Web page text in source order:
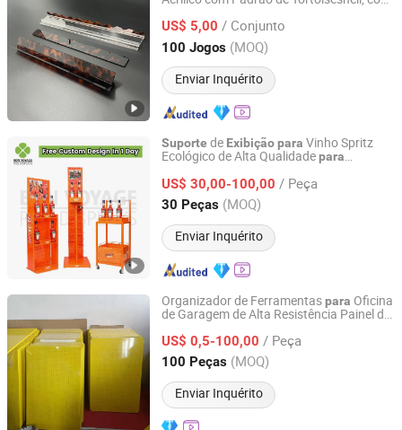
Empurradores,Suporte
Mahjong,
Suporte para
US$ 5,00 / Conjunto
100 Jogos (MOQ)
Enviar Inquérito
Ningbo Paiaopai Display Co., Ltd
Zhejiang, China Desde 2024
Suporte de Exibiçãopara Vinho Spritz
Ecológico de Alta Qualidadepara
US$ 30,00-100,00 / Peça
30 Peças (MOQ)
Enviar Inquérito
Shenzhen Bon Voyage Display Products Co., Ltd.
Guangdong, China Desde 2020
Organizador de Ferramentaspara Oficina
de Garagem de Alta Resistência Painel de
US$ 0,5-100,00 / Peça
100 Peças (MOQ)
Enviar Inquérito
Taizhou JCH Technology Co.,LTD.
Zhejiang, China Desde 2025